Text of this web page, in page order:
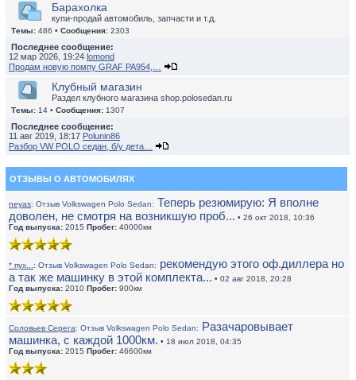
Барахолка
купи-продай автомобиль, запчасти и т.д.
Темы: 486 • Сообщения: 2303
Последнее сообщение:
12 мар 2026, 19:24 lomond
Продам новую помпу GRAF PA954,…
Клубный магазин
Раздел клубного магазина shop.polosedan.ru
Темы: 14 • Сообщения: 1307
Последнее сообщение:
11 авг 2019, 18:17 Polunin86
Разбор VW POLO седан, б/у дета…
ОТЗЫВЫ О АВТОМОБИЛЯХ
neyas: Отзыв Volkswagen Polo Sedan: Теперь резюмирую: Я вполне
доволен, не смотря на возникшую проб... • 26 окт 2018, 10:36
Год выпуска: 2015 Пробег: 40000км
* пух... : Отзыв Volkswagen Polo Sedan: рекомендую этого оф.диллера но
а так же машинку в этой комплекта... • 02 авг 2018, 20:28
Год выпуска: 2010 Пробег: 900км
Соловьев Серега: Отзыв Volkswagen Polo Sedan: Разачаровывает
машинка, с каждой 1000км. • 18 июл 2018, 04:35
Год выпуска: 2015 Пробег: 46600км